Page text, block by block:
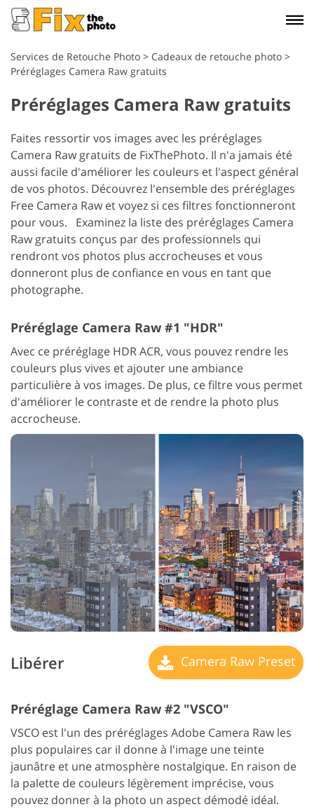
Services de Retouche Photo > Cadeaux de retouche photo >
Préréglages Camera Raw gratuits
Préréglages Camera Raw gratuits
Faites ressortir vos images avec les préréglages
Camera Raw gratuits de FixThePhoto. Il n'a jamais été
aussi facile d'améliorer les couleurs et l'aspect général
de vos photos. Découvrez l'ensemble des préréglages
Free Camera Raw et voyez si ces filtres fonctionneront
pour vous. Examinez la liste des préréglages Camera
Raw gratuits conçus par des professionnels qui
rendront vos photos plus accrocheuses et vous
donneront plus de confiance en vous en tant que
photographe.
Préréglage Camera Raw #1 "HDR"
Avec ce préréglage HDR ACR, vous pouvez rendre les
couleurs plus vives et ajouter une ambiance
particulière à vos images. De plus, ce filtre vous permet
d'améliorer le contraste et de rendre la photo plus
accrocheuse.
Libérer Camera Raw Preset
Préréglage Camera Raw #2 "VSCO"
VSCO est l'un des préréglages Adobe Camera Raw les
plus populaires car il donne à l'image une teinte
jaunâtre et une atmosphère nostalgique. En raison de
la palette de couleurs légèrement imprécise, vous
pouvez donner à la photo un aspect démodé idéal.